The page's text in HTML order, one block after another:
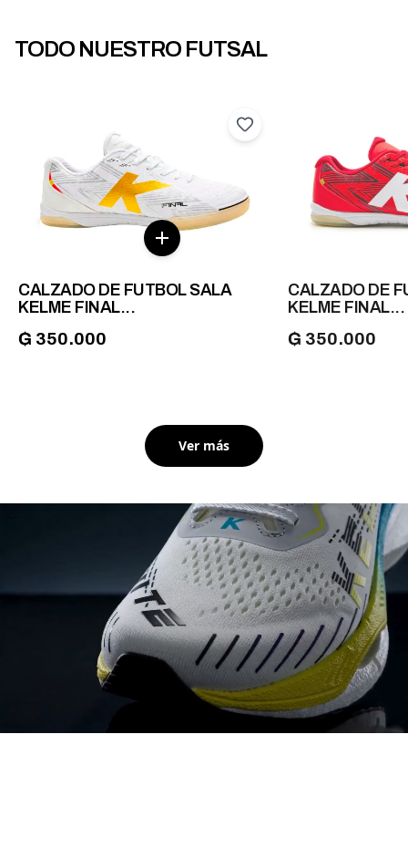
TODO NUESTRO FUTSAL
CALZADO DE FUTBOL SALA
KELME FINAL...
₲ 350.000
CALZADO DE
KELME FINAL...
₲ 350.000
Ver más